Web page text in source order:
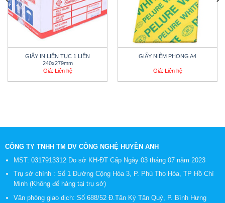
GIẤY IN LIÊN TỤC 1 LIÊN
240x279mm
Giá: Liên hệ
GIẤY NIÊM PHONG A4
Giá: Liên hệ
CÔNG TY TNHH TM DV CÔNG NGHỆ HUYỀN ANH
MST: 0317913312 Do sở KH-ĐT Cấp Ngày 03 tháng 07 năm 2023
Trụ sở chính : Số 1 Đường Cộng Hòa 3, P. Phú Thọ Hòa, TP Hồ Chí
Minh (Không để hàng tại trụ sở)
Văn phòng giao dịch: Số 688/52 Đ.Tân Kỳ Tân Quý, P. Bình Hưng